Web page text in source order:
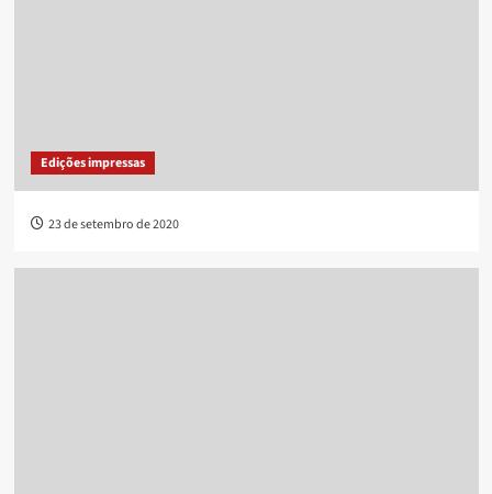
Edições impressas
23 de setembro de 2020